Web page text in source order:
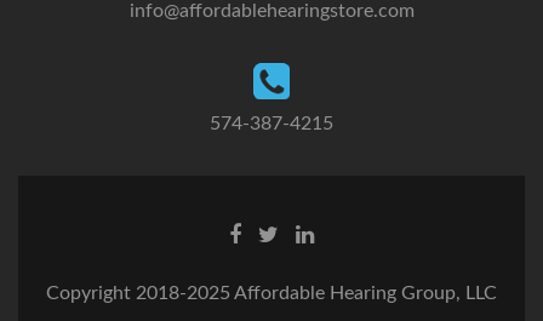
info@affordablehearingstore.com
574-387-4215
F
T
i
L
n
Copyright 2018-2025 Affordable Hearing Group, LLC